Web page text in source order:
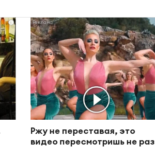
i
Ржу не переставая, это
видео пересмотришь не раз